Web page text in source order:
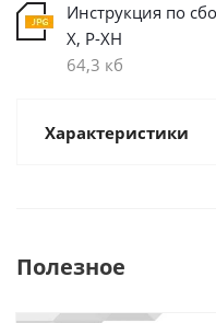
Инструкция по
X, Р-XН
64,3 кб
Характеристики
Полезное